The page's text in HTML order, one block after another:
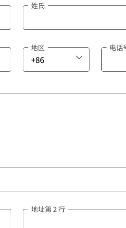
姓氏
地区 电话
地址第 2 行